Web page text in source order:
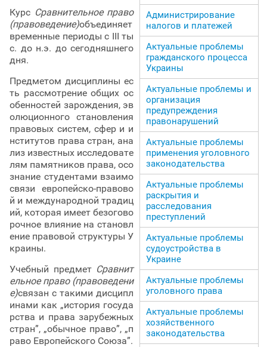
Курс Сравнительное право
(правоведение)объединяет
временные периоды с III ты
с. до н.э. до сегодняшнего
дня.
Предметом дисциплины ес
ть рассмотрение общих ос
обенностей зарождения, эв
олюционного становления
правовых систем, сфер и и
нститутов права стран, ана
лиз известных исследовате
лям памятников права, осо
знание студентами взаимо
связи европейско-правово
й и международной традиц
ий, которая имеет безогово
рочное влияние на становл
ение правовой структуры У
краины.
Учебный предмет Сравнит
ельное право (правоведени
е)связан с такими дисципл
инами как „история госуда
рства и права зарубежных
стран”, „обычное право”, „п
раво Европейского Союза”.
Администрирование
налогов и платежей
Актуальные проблемы
гражданского процесса
Украины
Актуальные проблемы и
организация
предупреждения
правонарушений
Актуальные проблемы
применения уголовного
законодательства
Актуальные проблемы
раскрытия и
расследования
преступлений
Актуальные проблемы
судоустройства в
Украине
Актуальные проблемы
уголовного права
Актуальные проблемы
хозяйственного
законодательства